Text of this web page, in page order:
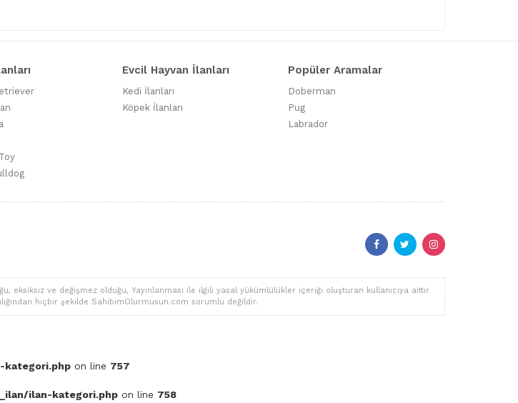
Evcil Hayvan İlanları
Kedi İlanları
Köpek İlanları
Popüler Aramalar
Doberman
Pug
Labrador
ve değişmez olduğu, Yayınlanması ile ilgili yasal yükümlülükler içeriği oluşturan kullanıcıya aittir.
hiçbir şekilde SahibimOlurmusun.com sorumlu değildir.
kategori.php on line 757
ilan-kategori.php on line 758